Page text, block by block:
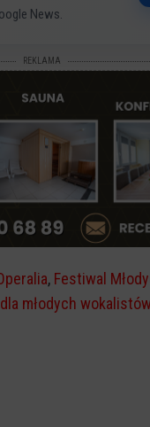
News.
REKLAMA
, Festiwal
młodych wokalistów